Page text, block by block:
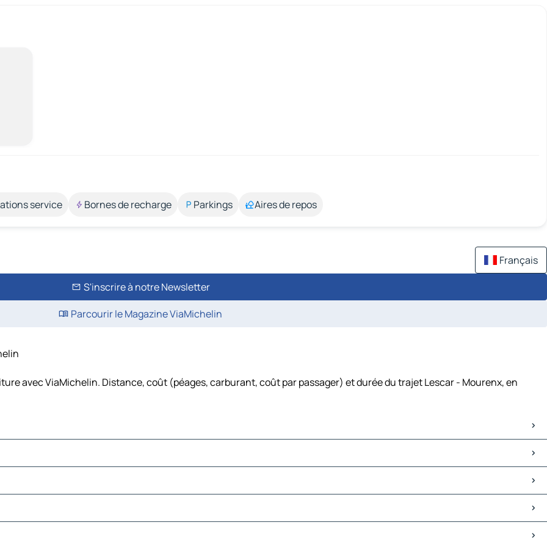
service Bornes de recharge Parkings Aires de repos
Français
S'inscrire à notre Newsletter
Parcourir le Magazine ViaMichelin
avec ViaMichelin. Distance, coût (péages, carburant, coût par passager) et durée du trajet Lescar - Mourenx, en